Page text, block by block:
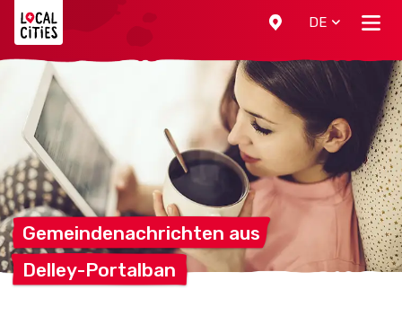
DE
Gemeindenachrichten aus
Delley-Portalban